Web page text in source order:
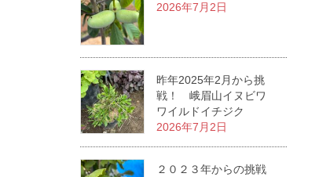
2026年7月2日
昨年2025年2月から挑
戦！ 峨眉山イヌビワ
ワイルドイチジク
2026年7月2日
２０２３年からの挑戦